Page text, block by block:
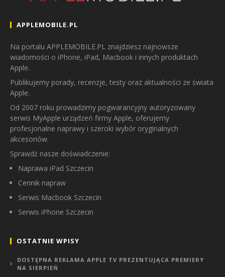
APPLEMOBILE.PL
Na portalu APPLEMOBILE.PL znajdziesz najnowsze
wiadomości o iPhone, iPad, Macbook i innych produktach
Apple.
Publikujemy porady, recenzje, testy oraz aktualności ze świata
Apple.
Od 2007 roku prowadzimy pogwarancyjny autoryzowany
serwis MyApple urządzeń firmy Apple, oferujemy
profesjonalne naprawy i szeroki wybór oryginalnych
akcesoriów.
Sprawdź nasze doświadczenie:
Naprawa iPad Szczecin
Cennik napraw
Serwis Macbook Szczecin
Serwis iPhone Szczecin
OSTATNIE WPISY
DOSTĘPNA REKLAMA APPLE TV PREZENTUJĄCA PREMIERY
NA SIERPIEŃ